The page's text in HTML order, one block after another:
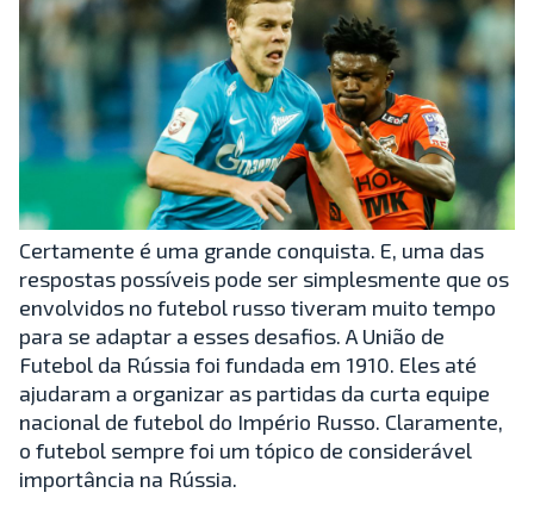
Certamente é uma grande conquista. E, uma das
respostas possíveis pode ser simplesmente que os
envolvidos no futebol russo tiveram muito tempo
para se adaptar a esses desafios. A União de
Futebol da Rússia foi fundada em 1910. Eles até
ajudaram a organizar as partidas da curta equipe
nacional de futebol do Império Russo. Claramente,
o futebol sempre foi um tópico de considerável
importância na Rússia.